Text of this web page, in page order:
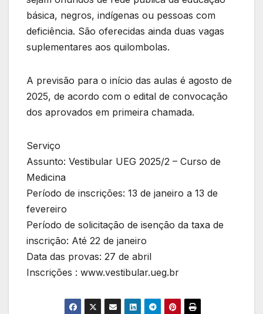
básica, negros, indígenas ou pessoas com
deficiência. São oferecidas ainda duas vagas
suplementares aos quilombolas.
A previsão para o início das aulas é agosto de
2025, de acordo com o edital de convocação
dos aprovados em primeira chamada.
Serviço
Assunto: Vestibular UEG 2025/2 – Curso de
Medicina
Período de inscrições: 13 de janeiro a 13 de
fevereiro
Período de solicitação de isenção da taxa de
inscrição: Até 22 de janeiro
Data das provas: 27 de abril
Inscrições : www.vestibular.ueg.br